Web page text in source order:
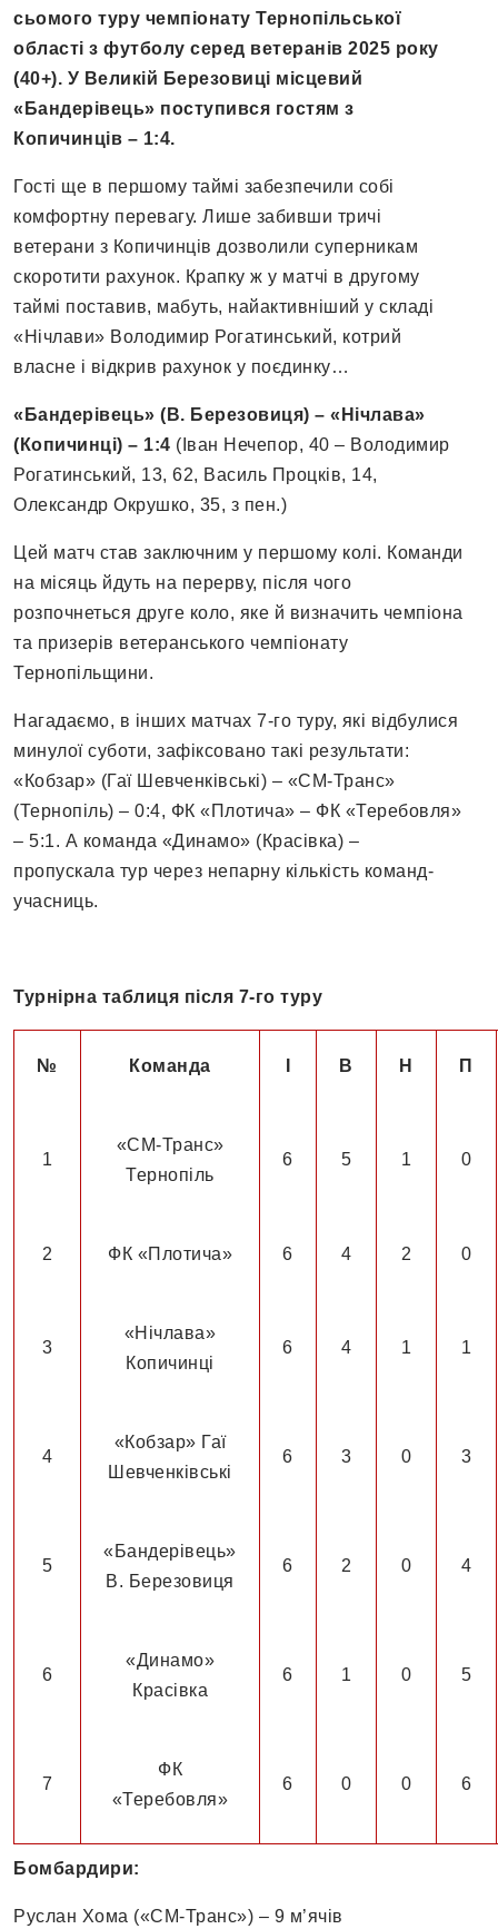
сьомого туру чемпіонату Тернопільської
області з футболу серед ветеранів 2025 року
(40+). У Великій Березовиці місцевий
«Бандерівець» поступився гостям з
Копичинців – 1:4.
Гості ще в першому таймі забезпечили собі
комфортну перевагу. Лише забивши тричі
ветерани з Копичинців дозволили суперникам
скоротити рахунок. Крапку ж у матчі в другому
таймі поставив, мабуть, найактивніший у складі
«Нічлави» Володимир Рогатинський, котрий
власне і відкрив рахунок у поєдинку…
«Бандерівець» (В. Березовиця) – «Нічлава»
(Копичинці) – 1:4 (Іван Нечепор, 40 – Володимир
Рогатинський, 13, 62, Василь Процків, 14,
Олександр Окрушко, 35, з пен.)
Цей матч став заключним у першому колі. Команди
на місяць йдуть на перерву, після чого
розпочнеться друге коло, яке й визначить чемпіона
та призерів ветеранського чемпіонату
Тернопільщини.
Нагадаємо, в інших матчах 7-го туру, які відбулися
минулої суботи, зафіксовано такі результати:
«Кобзар» (Гаї Шевченківські) – «СМ-Транс»
(Тернопіль) – 0:4, ФК «Плотича» – ФК «Теребовля»
– 5:1. А команда «Динамо» (Красівка) –
пропускала тур через непарну кількість команд-
учасниць.
Турнірна таблиця після 7-го туру
№ Команда В Н П
1
«СМ-Транс»
Тернопіль
6 5 1 0
2 ФК «Плотича» 6 4 2 0
3
«Нічлава»
Копичинці
6 4 1 1
4
«Кобзар» Гаї
Шевченківські
6 3 0 3
5
«Бандерівець»
В. Березовиця
6 2 0 4
6
«Динамо»
Красівка
6 1 0 5
7
ФК
«Теребовля»
6 0 0 6
Бомбардири:
Руслан Хома («СМ-Транс») – 9 м’ячів